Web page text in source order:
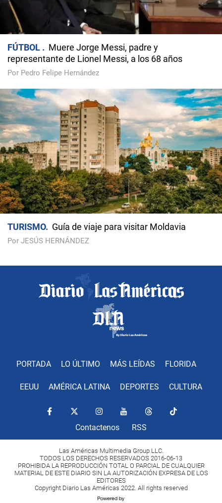
FÚTBOL
Muere Jorge Messi, padre y
representante de Lionel Messi, a los 68 años
Por Pedro Felipe Hernández
TURISMO Guía de viaje para visitar Moldavia
Por JESÚS HERNÁNDEZ
PORTADA LO ÚLTIMO MÁS LEÍDAS FLORIDA
EEUU AMÉRICA LATINA DEPORTES CULTURA
Contactenos RSS
Las Américas Multimedia Group LLC.
TODOS LOS DERECHOS RESERVADOS 2016-06-13
PROHIBIDA LA REPRODUCCIÓN TOTAL O PARCIAL DE CUALQUIER
MATERIAL DE ESTE DIARIO SIN LA AUTORIZACIÓN EXPRESA DE LOS
EDITORES
Copyright Diario Las Américas 2022. All rights reserved